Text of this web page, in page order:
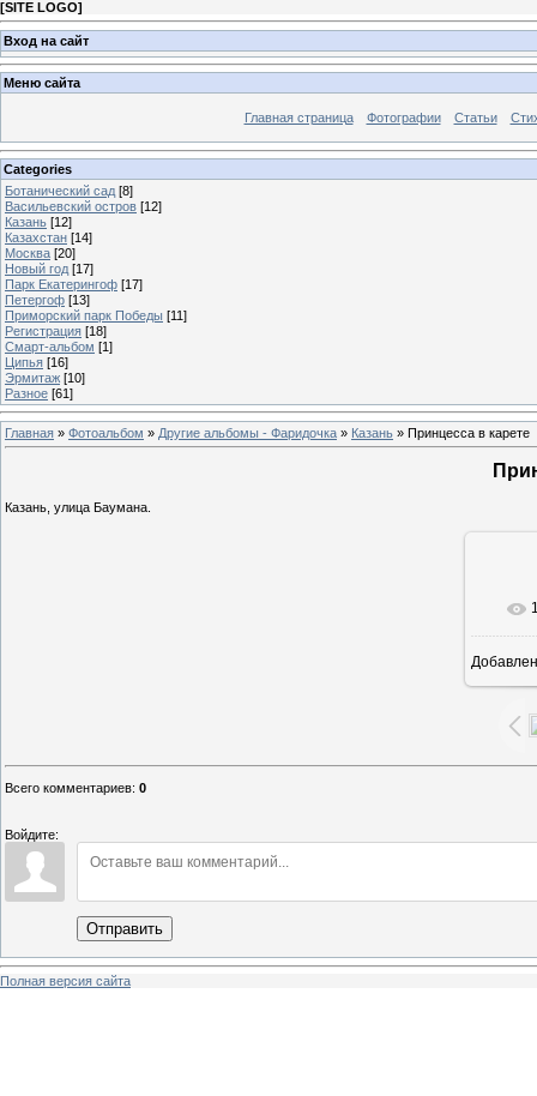
[SITE LOGO]
Вход на сайт
Меню сайта
Главная страница Фотографии Статьи
Categories
Ботанический сад [8]
Васильевский остров [12]
Казань [12]
Казахстан [14]
Москва [20]
Новый год [17]
Парк Екатерингоф [17]
Петергоф [13]
Приморский парк Победы [11]
Регистрация [18]
Смарт-альбом [1]
Ципья [16]
Эрмитаж [10]
Разное [61]
Главная » Фотоальбом » Другие альбомы - Фаридочка » Казань » Принцесса в карете
Казань, улица Баумана.
Всего комментариев: 0
Войдите:
Отправить
Полная версия сайта